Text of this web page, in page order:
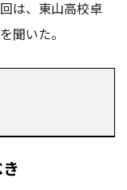
は、東山高校卓
聞いた。